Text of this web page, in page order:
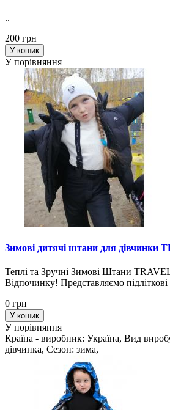
..
200 грн
У кошик
У порівняння
Зимові дитячі штани для дівчинки
Теплі та Зручні Зимові Штани
Відпочинку! Представляємо
0 грн
У кошик
У порівняння
Країна - виробник: Україна, Вид
дівчинка, Сезон: зима,